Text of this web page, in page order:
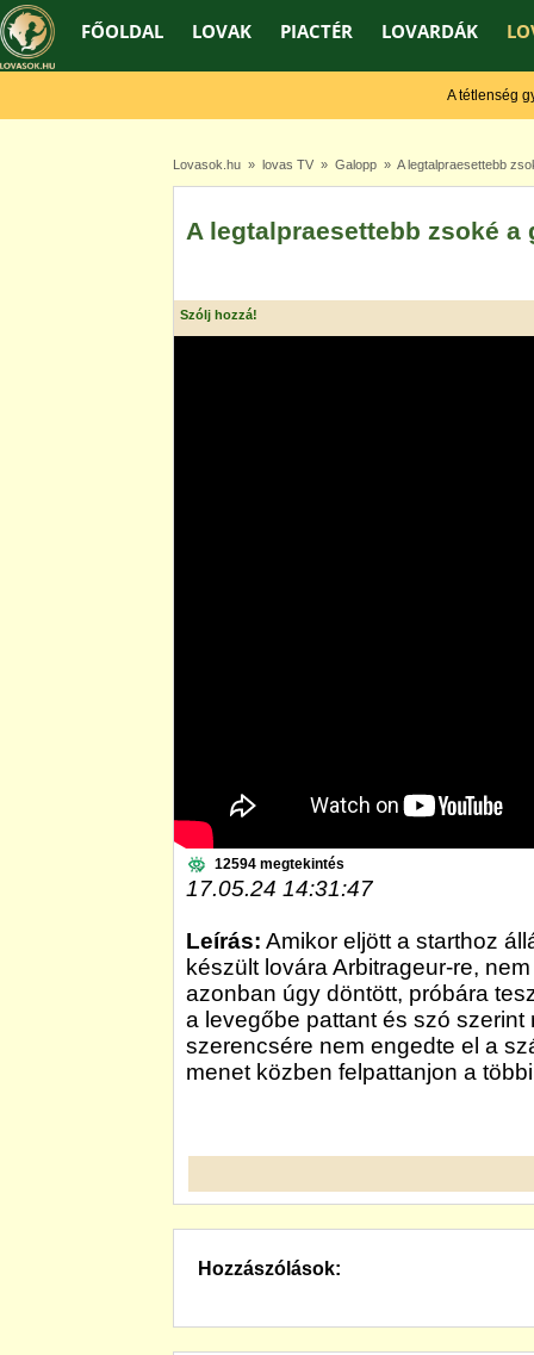
FŐOLDAL LOVAK PIACTÉR LOVARDÁK
A tétlenség
Lovasok.hu» lovas TV» Galopp» A legtalpraesettebb
A legtalpraesettebb zsoké a
Szólj hozzá!
12594 megtekintés
17.05.24 14:31:47
Leírás: Amikor eljött a starthoz
készült lovára Arbitrageur-re,
azonban úgy döntött, próbára
a levegőbe pattant és szó
szerencsére nem engedte el a
menet közben felpattanjon a
Hozzászólások: